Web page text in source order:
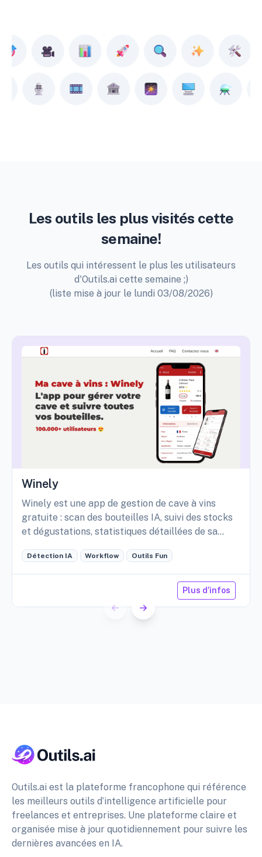
Les outils les plus visités cette
semaine!
Les outils qui intéressent le plus les utilisateurs
d'Outils.ai cette semaine ;)
(liste mise à jour le lundi 03/08/2026)
Winely
Winely est une app de gestion de cave à vins
gratuite : scan des bouteilles IA, suivi des stocks
et dégustations, statistiques détaillées de sa
Détection IA Workflow Outils Fun
Plus d'infos
Outils.ai est la plateforme francophone qui référence
les meilleurs outils d’intelligence artificielle pour
freelances et entreprises. Une plateforme claire et
organisée mise à jour quotidiennement pour suivre les
dernières avancées en IA.